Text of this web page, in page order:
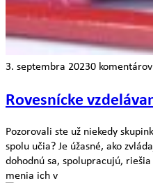
3. septembra 20230 komentárov
Rovesnícke
Pozorovali ste už niekedy
spolu učia? Je úžasné, ako
dohodnú sa, spolupracujú,
menia ich v